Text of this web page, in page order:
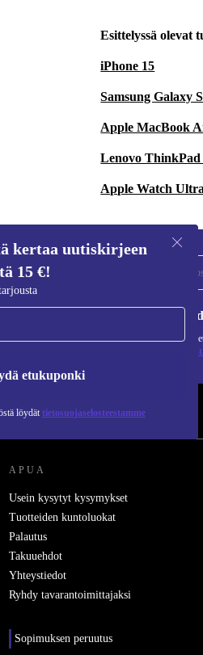
Esittelyssä olevat
iPhone 15
Samsung Galaxy
Apple MacBook
Lenovo ThinkPad
Apple Watch
kertaa uutiskirjeen
15 €!
etukuponki
löydät tietosuojaselosteestamme
Lisätietoja
APUA
Usein kysytyt kysymykset
Tuotteiden kuntoluokat
Palautus
Takuuehdot
Yhteystiedot
Ryhdy tavarantoimittajaksi
Sopimuksen peruutus